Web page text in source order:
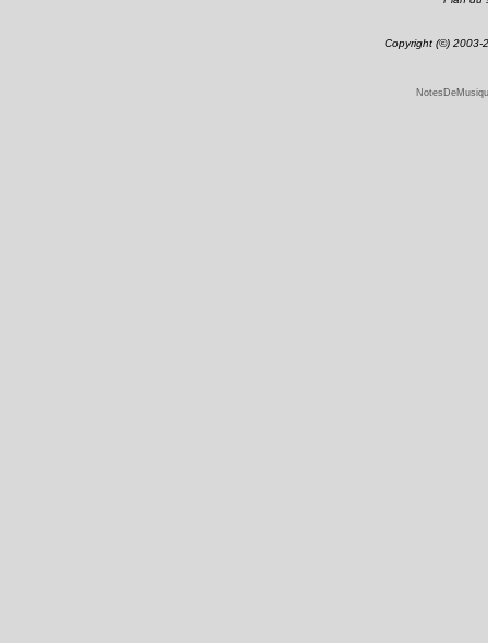
Copyright (©) 2003-